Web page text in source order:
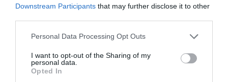
Downstream Participants that may further disclose it to other
Personal Data Processing Opt Outs
I want to opt-out of the Sharing of my
personal data.
Opted In
Publicidad
2Playbook Club